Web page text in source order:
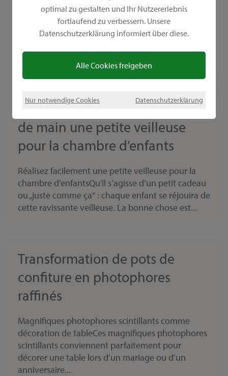
optimal zu gestalten und Ihr Nutzererlebnis
fortlaufend zu verbessern. Unsere
Datenschutzerklärung informiert über diese.
Alle Cookies freigeben
Nur notwendige Cookies Datenschutzerklärung
Pas à Pas : réaliser un panneau de bienvenue
OutdoorDecor est une peinture déco mate, idéale
peint pendant une journée, il peut être ensuite...
Réalisez facilement en un tour
de main une petite veilleuse
pour la chambre d’enfants
Réalisez facilement une petite veilleuse pour la
chambre d’enfantsQu’il s’agisse d’un petit cadeau
ou „juste comme ça“ : chaque enfant se réjouira de
cette ravissante veilleuse. La bonne chose est...
Transformation de pots de
confiture en photophores
raffinés
Magnifiques photophores scintillants comme
décoration de tableCes magnifiques photophores
scintillants conviennent parfaitement pour
décorer une table lors d’un mariage ou d’un
anniversaire...